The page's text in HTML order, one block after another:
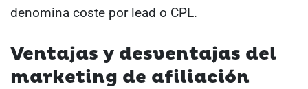
denomina coste por lead o CPL.
Ventajas y desventajas del
marketing de afiliación